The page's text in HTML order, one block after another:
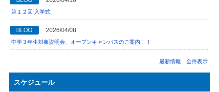
第１２回 入学式
BLOG 2026/04/08
中学３年生対象説明会、オープンキャンパスのご案内！！
最新情報 全件表示
スケジュール